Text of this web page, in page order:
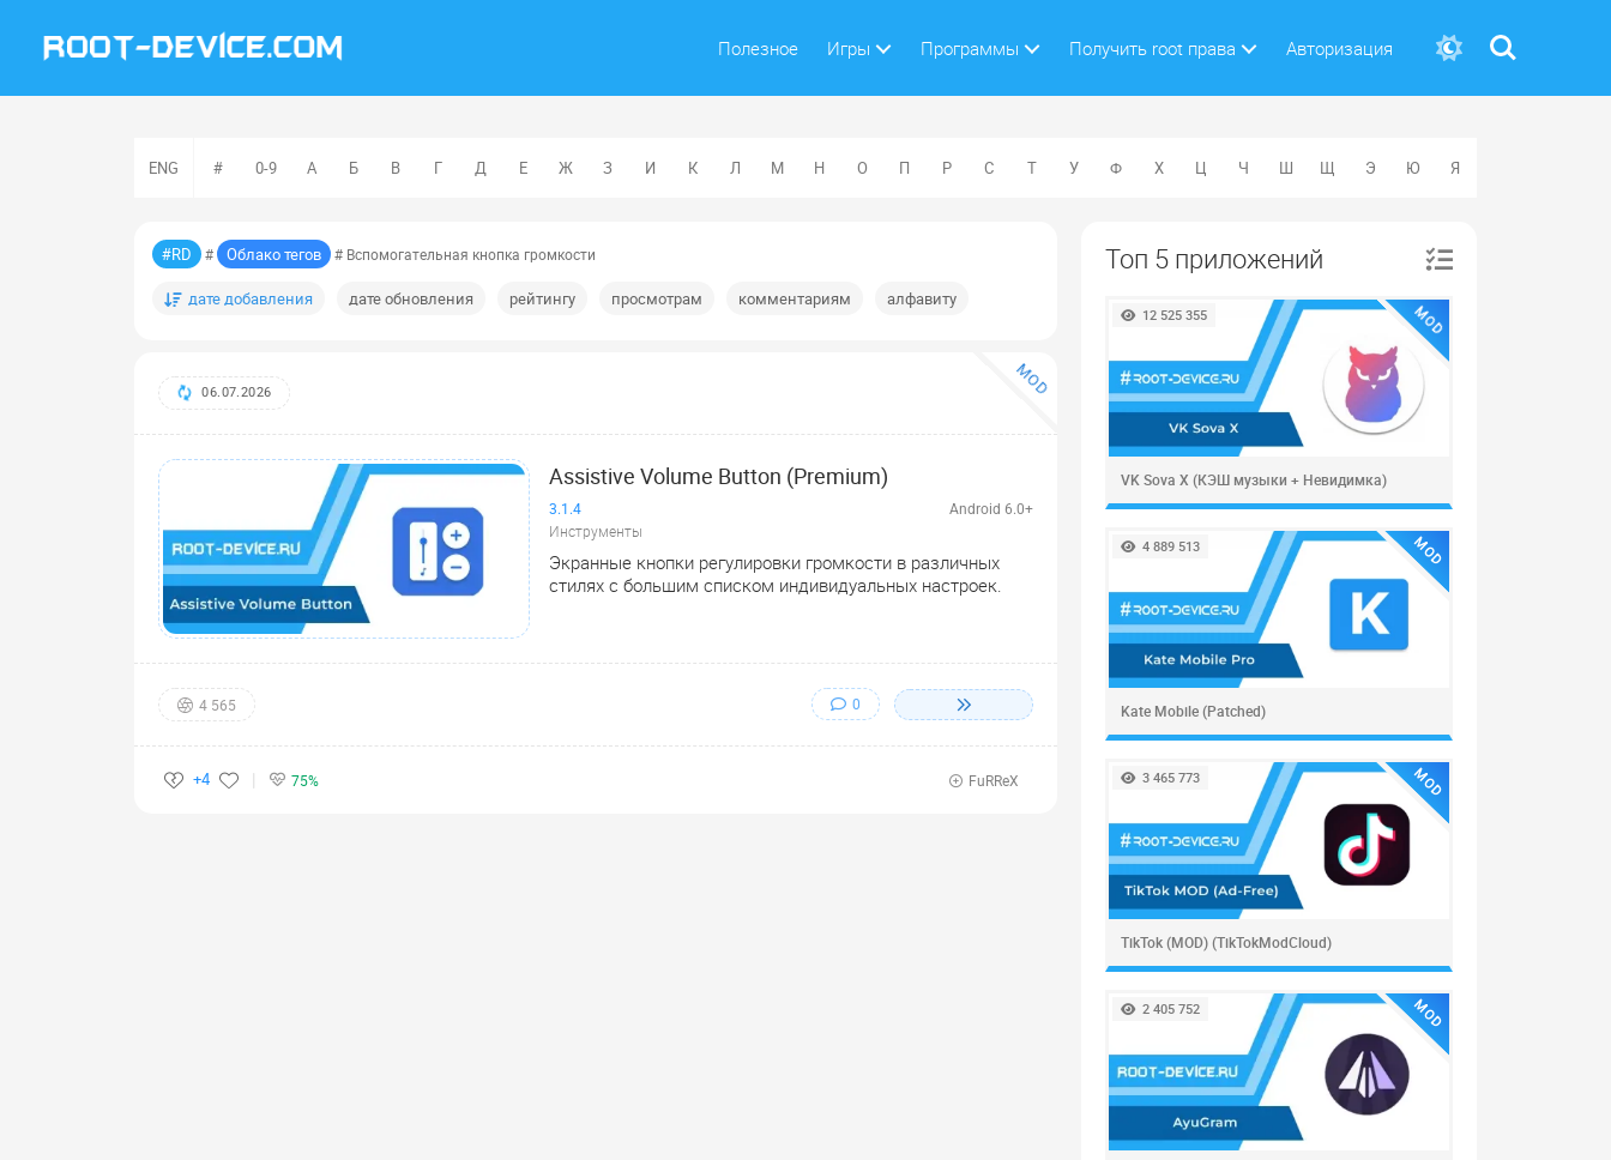
Полезное Игры Программы Получить root права Авторизация
Поиск
ENG # 0-9 А Б В Г Д Е Ж З И К Л М Н О П Р С Т У Ф Х Ц Ч Ш Щ Э Ю Я
#RD # Облако тегов # Вспомогательная кнопка громкости
дате добавления дате обновления рейтингу просмотрам комментариям алфавиту
MOD
06.07.2026
Assistive Volume Button (Premium)
3.1.4 Android 6.0+
Инструменты
Экранные кнопки регулировки громкости в различных
стилях с большим списком индивидуальных настроек.
4 565 0
+4 75% FuRReX
Топ 5 приложений
MOD
12 525 355
VK Sova X (КЭШ музыки + Невидимка)
MOD
4 889 513
Kate Mobile (Patched)
MOD
3 465 773
TikTok (MOD) (TikTokModCloud)
MOD
2 405 752